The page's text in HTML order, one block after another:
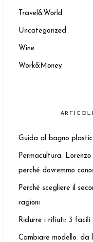
Travel&World
Uncategorized
Wine
Work&Money
Guida al bagno
Permacultura:
perché dovremmo
Perché scegliere il
ragioni
Ridurre i rifiuti: 3 facili
Cambiare modello: da